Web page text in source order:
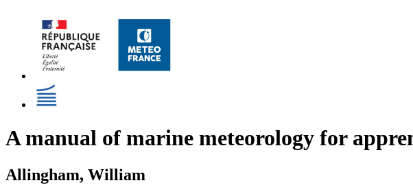
A manual of marine meteorology for
Allingham, William